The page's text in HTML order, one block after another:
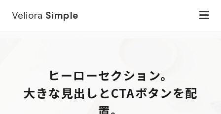
Veliora Simple
ヒーローセクション。
大きな見出しとCTAボタンを配
置。